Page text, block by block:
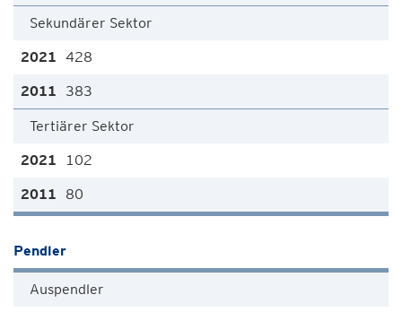
Sekundärer Sektor
428
383
Tertiärer Sektor
102
80
Pendler
Auspendler